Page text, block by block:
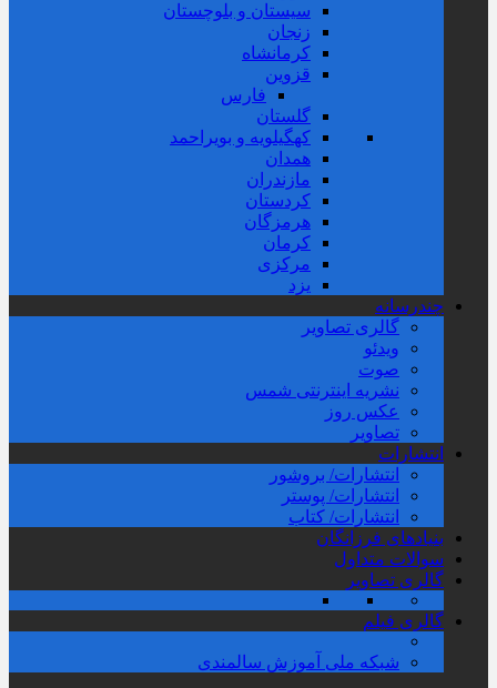
سیستان و بلوچستان
زنجان
کرمانشاه
قزوین
فارس
گلستان
کهگیلویه و بویراحمد
همدان
مازندران
کردستان
هرمزگان
کرمان
مرکزی
یزد
چندرسانه
گالری تصاویر
ویدئو
صوت
نشریه اینترنتی شمس
عکس روز
تصاویر
انتشارات
انتشارات/ بروشور
انتشارات/ پوستر
انتشارات/ کتاب
بنیادهای فرزانگان
سوالات متداول
گالری تصاویر
گالری فیلم
شبکه ملی آموزش سالمندی